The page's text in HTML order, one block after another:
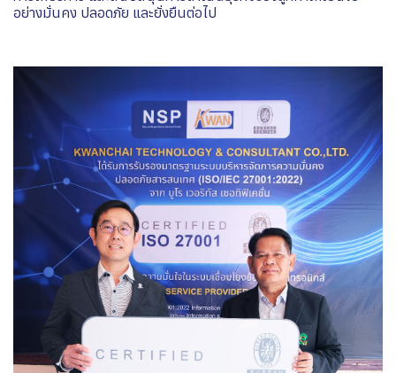
อย่างมั่นคง ปลอดภัย และยั่งยืนต่อไป